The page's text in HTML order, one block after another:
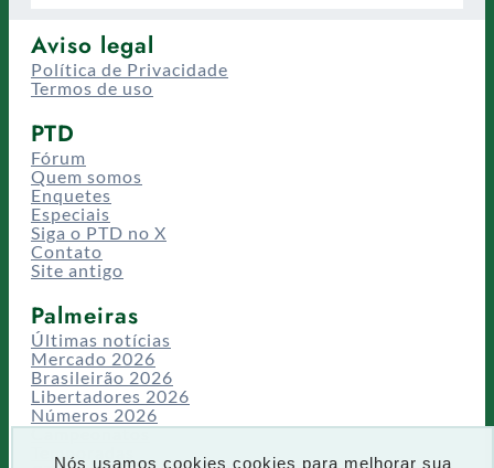
Nós usamos cookies cookies para melhorar sua
Aviso legal
Política de Privacidade
Termos de uso
PTD
Fórum
Quem somos
Enquetes
Especiais
Siga o PTD no X
Contato
Site antigo
Palmeiras
Últimas notícias
Mercado 2026
Brasileirão 2026
Libertadores 2026
Números 2026
Campeonatos
Temporadas